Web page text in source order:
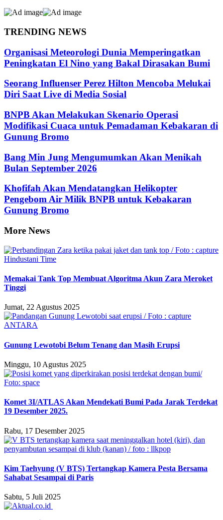
TRENDING NEWS
Organisasi Meteorologi Dunia Memperingatkan
Peningkatan El Nino yang Bakal Dirasakan Bumi
Seorang Influenser Perez Hilton Mencoba Melukai
Diri Saat Live di Media Sosial
BNPB Akan Melakukan Skenario Operasi
Modifikasi Cuaca untuk Pemadaman Kebakaran di
Gunung Bromo
Bang Min Jung Mengumumkan Akan Menikah
Bulan September 2026
Khofifah Akan Mendatangkan Helikopter
Pengebom Air Milik BNPB untuk Kebakaran
Gunung Bromo
More News
Memakai Tank Top Membuat Algoritma Akun Zara Meroket
Tinggi
Jumat, 22 Agustus 2025
Gunung Lewotobi Belum Tenang dan Masih Erupsi
Minggu, 10 Agustus 2025
Komet 3I/ATLAS Akan Mendekati Bumi Pada Jarak Terdekat
19 Desember 2025.
Rabu, 17 Desember 2025
Kim Taehyung (V BTS) Tertangkap Kamera Pesta Bersama
Sahabat Sesampai di Paris
Sabtu, 5 Juli 2025